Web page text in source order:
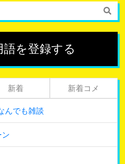
を登録する
新着 新着コメ
んでも雑談